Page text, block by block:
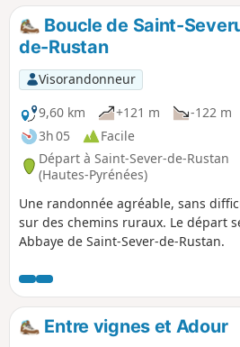
Boucle de Saint-
de-Rustan
Visorandonneur
9,60 km
+121 m
-122 m
3h 05
Facile
Départ à Saint-Sever-de-Rustan
(Hautes-Pyrénées)
Une randonnée agréable, sans
sur des chemins ruraux. Le départ
Abbaye de Saint-Sever-de-Rustan.
Entre vignes et Adour